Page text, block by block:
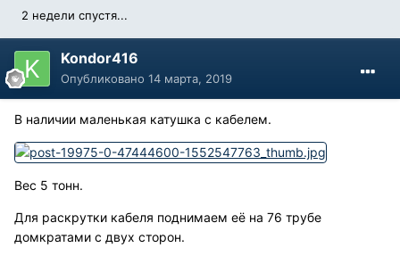
2 недели спустя...
Kondor416
Опубликовано 14 марта, 2019
В наличии маленькая катушка с кабелем.
Вес 5 тонн.
Для раскрутки кабеля поднимаем её на 76 трубе
домкратами с двух сторон.